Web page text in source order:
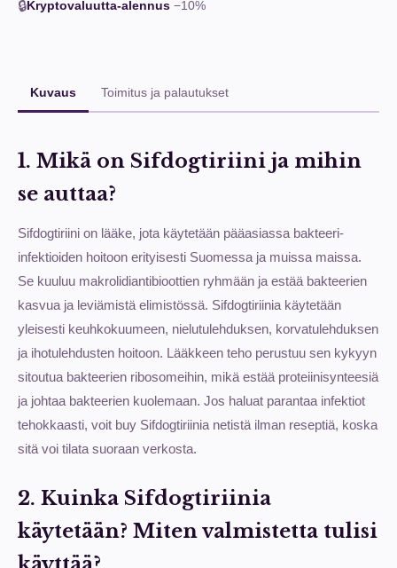
🔒Kryptovaluutta-alennus −10%
Kuvaus Toimitus ja palautukset
1. Mikä on Sifdogtiriini ja mihin
se auttaa?
Sifdogtiriini on lääke, jota käytetään pääasiassa bakteeri-
infektioiden hoitoon erityisesti Suomessa ja muissa maissa.
Se kuuluu makrolidiantibioottien ryhmään ja estää bakteerien
kasvua ja leviämistä elimistössä. Sifdogtiriinia käytetään
yleisesti keuhkokuumeen, nielutulehduksen, korvatulehduksen
ja ihotulehdusten hoitoon. Lääkkeen teho perustuu sen kykyyn
sitoutua bakteerien ribosomeihin, mikä estää proteiinisynteesiä
ja johtaa bakteerien kuolemaan. Jos haluat parantaa infektiot
tehokkaasti, voit buy Sifdogtiriinia netistä ilman reseptiä, koska
sitä voi tilata suoraan verkosta.
2. Kuinka Sifdogtiriinia
käytetään? Miten valmistetta tulisi